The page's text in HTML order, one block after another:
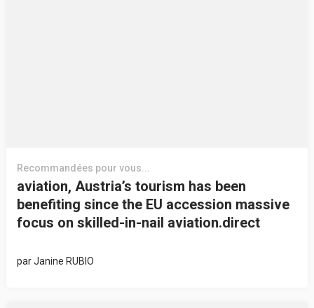
Recommandées pour vous...
aviation, Austria’s tourism has been
benefiting since the EU accession massive
focus on skilled-in-nail aviation.direct
parJanine RUBIO